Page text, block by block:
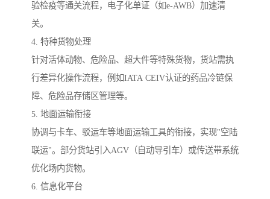
验检疫等通关流程，电子化单证（如e-AWB）加速清
关。
4. 特种货物处理
针对活体动物、危险品、超大件等特殊货物，货站需执
行差异化操作流程，例如IATA CEIV认证的药品冷链保
障、危险品存储区管理等。
5. 地面运输衔接
协调与卡车、驳运车等地面运输工具的衔接，实现"空陆
联运"。部分货站引入AGV（自动导引车）或传送带系统
优化场内货物。
6. 信息化平台